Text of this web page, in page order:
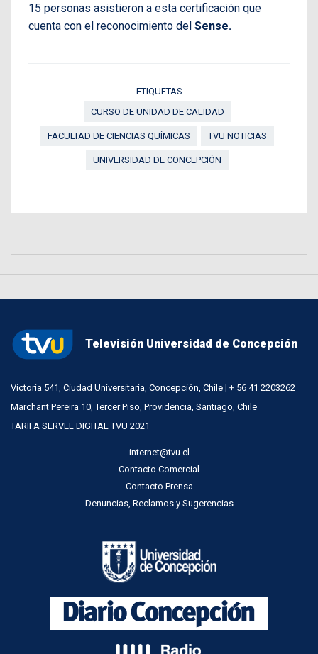
15 personas asistieron a esta certificación que
cuenta con el reconocimiento del Sense.
ETIQUETAS
CURSO DE UNIDAD DE CALIDAD
FACULTAD DE CIENCIAS QUÍMICAS TVU NOTICIAS
UNIVERSIDAD DE CONCEPCIÓN
Televisión Universidad de Concepción
Victoria 541, Ciudad Universitaria, Concepción, Chile | + 56 41 2203262
Marchant Pereira 10, Tercer Piso, Providencia, Santiago, Chile
TARIFA SERVEL DIGITAL TVU 2021
internet@tvu.cl
Contacto Comercial
Contacto Prensa
Denuncias, Reclamos y Sugerencias